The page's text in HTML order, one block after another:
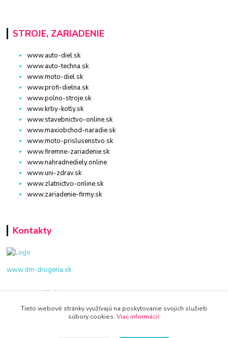
STROJE, ZARIADENIE
www.auto-diel.sk
www.auto-techna.sk
www.moto-diel.sk
www.profi-dielna.sk
www.polno-stroje.sk
www.krby-kotly.sk
www.stavebnictvo-online.sk
www.maxiobchod-naradie.sk
www.moto-prislusenstvo.sk
www.firemne-zariadenie.sk
www.nahradnediely.online
www.uni-zdrav.sk
www.zlatnictvo-online.sk
www.zariadenie-firmy.sk
Kontakty
www.dm-drogeria.sk
Viktória
+421 940 949 000
Tieto webové stránky využívajú na poskytovanie svojich služieb
súbory cookies. Viac informácií.